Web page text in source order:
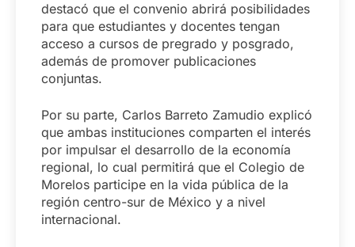
destacó que el convenio abrirá posibilidades
para que estudiantes y docentes tengan
acceso a cursos de pregrado y posgrado,
además de promover publicaciones
conjuntas.
Por su parte, Carlos Barreto Zamudio explicó
que ambas instituciones comparten el interés
por impulsar el desarrollo de la economía
regional, lo cual permitirá que el Colegio de
Morelos participe en la vida pública de la
región centro-sur de México y a nivel
internacional.